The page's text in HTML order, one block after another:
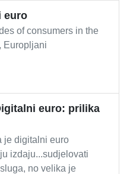
euro
of consumers in the
Europljani
euro: prilika
je digitalni euro
izdaju...sudjelovati
no velika je